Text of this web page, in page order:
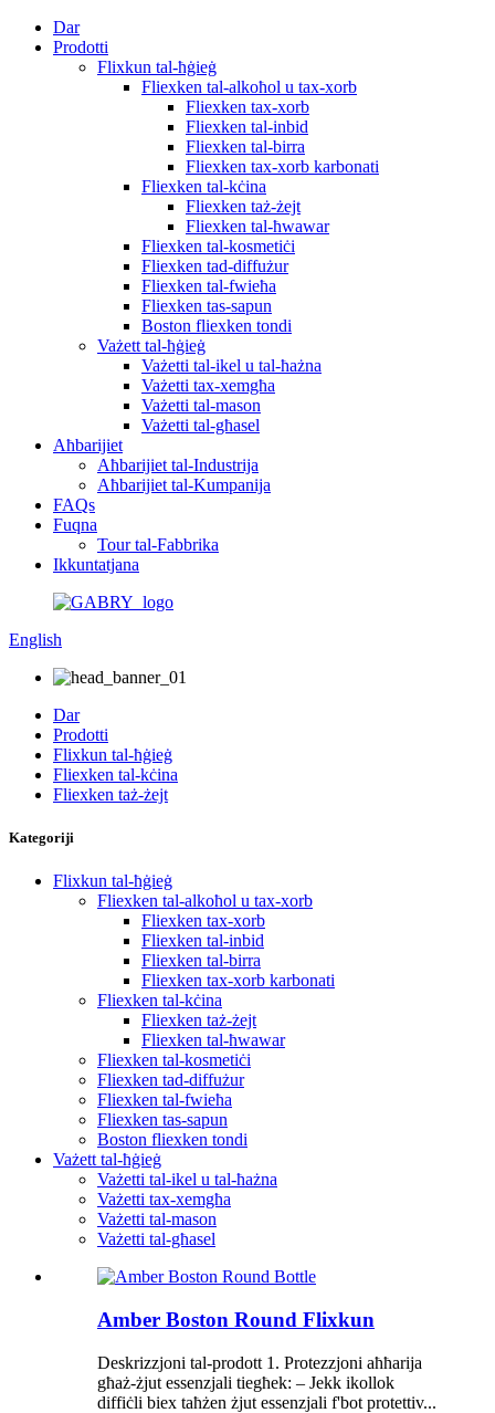
Dar
Prodotti
Flixkun tal-ħġieġ
Fliexken tal-alkoħol u tax-xorb
Fliexken tax-xorb
Fliexken tal-inbid
Fliexken tal-birra
Fliexken tax-xorb karbonati
Fliexken tal-kċina
Fliexken taż-żejt
Fliexken tal-ħwawar
Fliexken tal-kosmetiċi
Fliexken tad-diffużur
Fliexken tal-fwieħa
Fliexken tas-sapun
Boston fliexken tondi
Vażett tal-ħġieġ
Vażetti tal-ikel u tal-ħażna
Vażetti tax-xemgħa
Vażetti tal-mason
Vażetti tal-għasel
Aħbarijiet
Aħbarijiet tal-Industrija
Aħbarijiet tal-Kumpanija
FAQs
Fuqna
Tour tal-Fabbrika
Ikkuntatjana
English
Dar
Prodotti
Flixkun tal-ħġieġ
Fliexken tal-kċina
Fliexken taż-żejt
Kategoriji
Flixkun tal-ħġieġ
Fliexken tal-alkoħol u tax-xorb
Fliexken tax-xorb
Fliexken tal-inbid
Fliexken tal-birra
Fliexken tax-xorb karbonati
Fliexken tal-kċina
Fliexken taż-żejt
Fliexken tal-ħwawar
Fliexken tal-kosmetiċi
Fliexken tad-diffużur
Fliexken tal-fwieħa
Fliexken tas-sapun
Boston fliexken tondi
Vażett tal-ħġieġ
Vażetti tal-ikel u tal-ħażna
Vażetti tax-xemgħa
Vażetti tal-mason
Vażetti tal-għasel
Amber Boston Round Flixkun
Deskrizzjoni tal-prodott 1. Protezzjoni aħħarija
għaż-żjut essenzjali tiegħek: – Jekk ikollok
diffiċli biex taħżen żjut essenzjali f'bot protettiv...